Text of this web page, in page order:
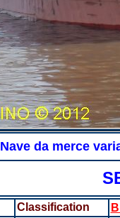
Nave da merce
Classification